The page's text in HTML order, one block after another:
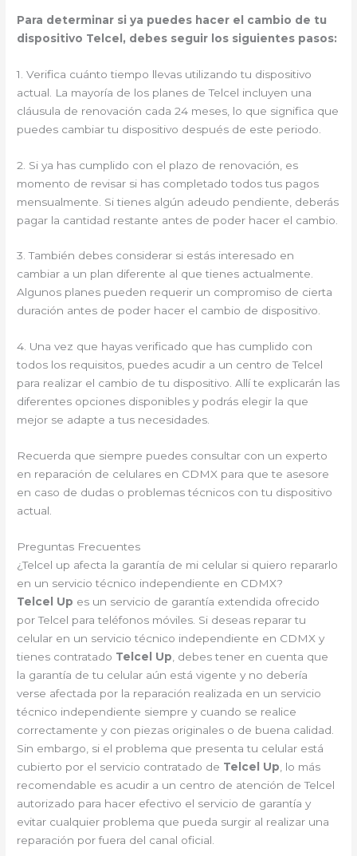
Para determinar si ya puedes hacer el cambio de tu
dispositivo Telcel, debes seguir los siguientes pasos:
1. Verifica cuánto tiempo llevas utilizando tu dispositivo
actual. La mayoría de los planes de Telcel incluyen una
cláusula de renovación cada 24 meses, lo que significa que
puedes cambiar tu dispositivo después de este periodo.
2. Si ya has cumplido con el plazo de renovación, es
momento de revisar si has completado todos tus pagos
mensualmente. Si tienes algún adeudo pendiente, deberás
pagar la cantidad restante antes de poder hacer el cambio.
3. También debes considerar si estás interesado en
cambiar a un plan diferente al que tienes actualmente.
Algunos planes pueden requerir un compromiso de cierta
duración antes de poder hacer el cambio de dispositivo.
4. Una vez que hayas verificado que has cumplido con
todos los requisitos, puedes acudir a un centro de Telcel
para realizar el cambio de tu dispositivo. Allí te explicarán las
diferentes opciones disponibles y podrás elegir la que
mejor se adapte a tus necesidades.
Recuerda que siempre puedes consultar con un experto
en reparación de celulares en CDMX para que te asesore
en caso de dudas o problemas técnicos con tu dispositivo
actual.
Preguntas Frecuentes
¿Telcel up afecta la garantía de mi celular si quiero repararlo
en un servicio técnico independiente en CDMX?
Telcel Up es un servicio de garantía extendida ofrecido
por Telcel para teléfonos móviles. Si deseas reparar tu
celular en un servicio técnico independiente en CDMX y
tienes contratado Telcel Up , debes tener en cuenta que
la garantía de tu celular aún está vigente y no debería
verse afectada por la reparación realizada en un servicio
técnico independiente siempre y cuando se realice
correctamente y con piezas originales o de buena calidad.
Sin embargo, si el problema que presenta tu celular está
cubierto por el servicio contratado de Telcel Up , lo más
recomendable es acudir a un centro de atención de Telcel
autorizado para hacer efectivo el servicio de garantía y
evitar cualquier problema que pueda surgir al realizar una
reparación por fuera del canal oficial.